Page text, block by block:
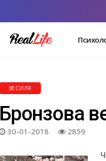
ВЕСІЛЛЯ
Бронзова
30-01-2018 2859